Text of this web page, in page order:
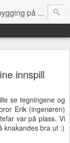
Olerud gård!
innspill
se tegningene og
Erik (ingenøren)
var på plass. Vi
knakandes bra ut :)